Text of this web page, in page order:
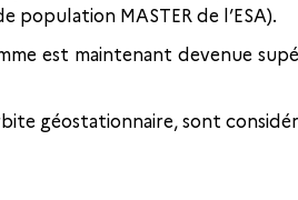
population MASTER de l’ESA).
est maintenant devenue
géostationnaire, sont